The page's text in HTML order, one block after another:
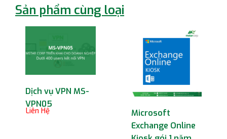
Sản phẩm cùng loại
Dịch vụ VPN MS-
VPN05
Liên Hệ
Microsoft
Exchange Online